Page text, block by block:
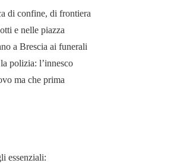
di confine, di frontiera
e nelle piazza
a Brescia ai funerali
polizia: l’innesco
ma che prima
essenziali: